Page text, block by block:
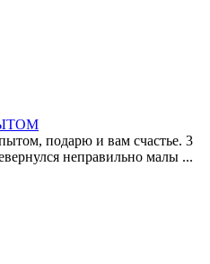
подарю и вам счастье. 3
неправильно малы ...